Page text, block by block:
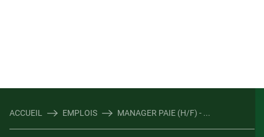
ACCUEIL EMPLOIS MANAGER PAIE (H/F) - ...